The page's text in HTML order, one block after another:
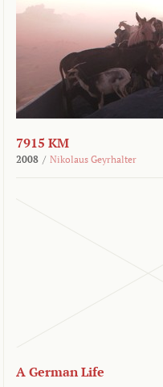
7915 KM
2008 / Nikolaus Geyrhalter
A German Life